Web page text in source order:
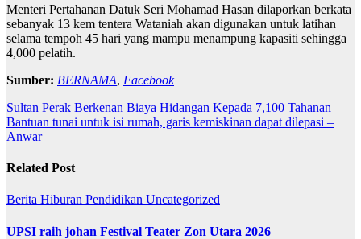
Menteri Pertahanan Datuk Seri Mohamad Hasan dilaporkan berkata
sebanyak 13 kem tentera Wataniah akan digunakan untuk latihan
selama tempoh 45 hari yang mampu menampung kapasiti sehingga
4,000 pelatih.
Sumber: BERNAMA, Facebook
Post
navigation
Sultan Perak Berkenan Biaya Hidangan Kepada 7,100 Tahanan
Bantuan tunai untuk isi rumah, garis kemiskinan dapat dilepasi –
Anwar
Related Post
Berita Hiburan Pendidikan Uncategorized
UPSI raih johan Festival Teater Zon Utara 2026